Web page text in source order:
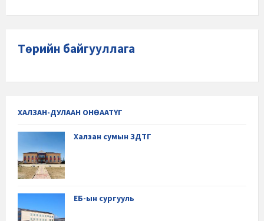
Төрийн байгууллага
ХАЛЗАН-ДУЛААН ОНӨААТҮГ
Халзан сумын ЗДТГ
ЕБ-ын сургууль